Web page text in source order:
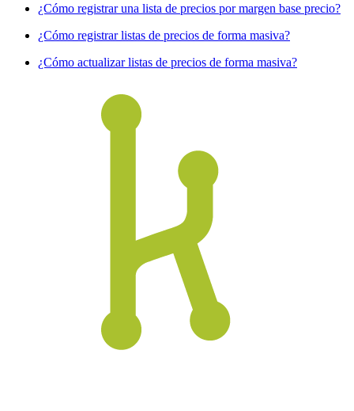
¿Cómo registrar una lista de precios por margen base precio?
¿Cómo registrar listas de precios de forma masiva?
¿Cómo actualizar listas de precios de forma masiva?